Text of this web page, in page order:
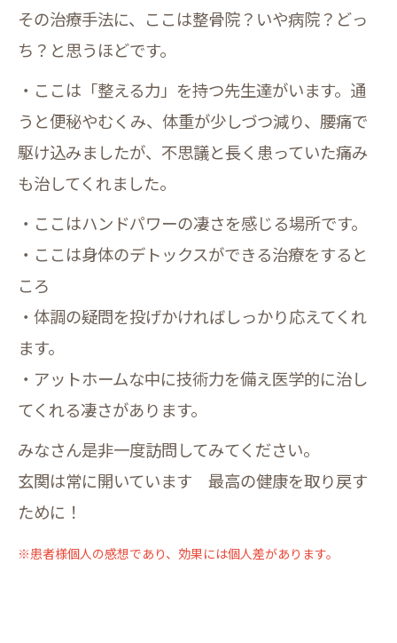
その治療手法に、ここは整骨院？いや病院？どっ
ち？と思うほどです。
・ここは「整える力」を持つ先生達がいます。通
うと便秘やむくみ、体重が少しづつ減り、腰痛で
駆け込みましたが、不思議と長く患っていた痛み
も治してくれました。
・ここはハンドパワーの凄さを感じる場所です。
・ここは身体のデトックスができる治療をすると
ころ
・体調の疑問を投げかければしっかり応えてくれ
ます。
・アットホームな中に技術力を備え医学的に治し
てくれる凄さがあります。
みなさん是非一度訪問してみてください。
玄関は常に開いています 最高の健康を取り戻す
ために！
※患者様個人の感想であり、効果には個人差があります。